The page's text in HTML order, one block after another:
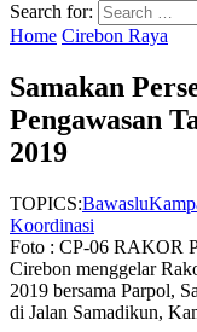
Search for:
Home Cirebon Raya
Samakan
Pengawasan
2019
TOPICS:Bawaslu
Koordinasi
Foto : CP-06 RAKOR
Cirebon menggelar
2019 bersama Parpol,
di Jalan Samadikun,